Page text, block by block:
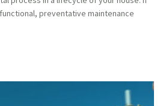
preventative maintenance